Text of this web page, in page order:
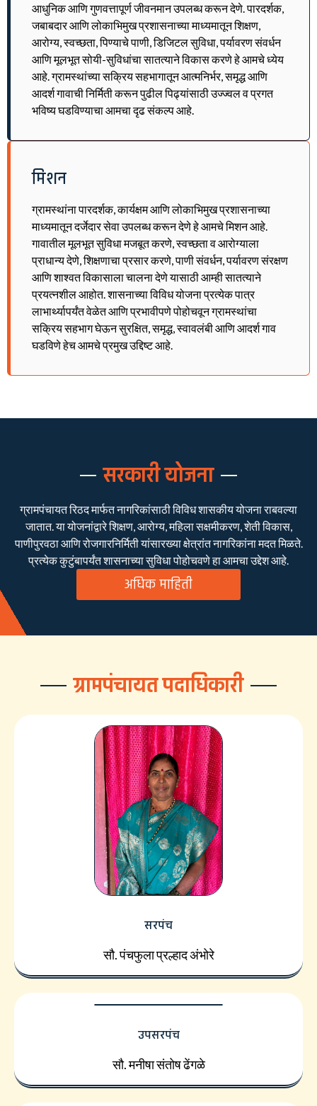
आधुनिक आणि गुणवत्तापूर्ण जीवनमान उपलब्ध करून देणे. पारदर्शक,
जबाबदार आणि लोकाभिमुख प्रशासनाच्या माध्यमातून शिक्षण,
आरोग्य, स्वच्छता, पिण्याचे पाणी, डिजिटल सुविधा, पर्यावरण संवर्धन
आणि मूलभूत सोयी-सुविधांचा सातत्याने विकास करणे हे आमचे ध्येय
आहे. ग्रामस्थांच्या सक्रिय सहभागातून आत्मनिर्भर, समृद्ध आणि
आदर्श गावाची निर्मिती करून पुढील पिढ्यांसाठी उज्ज्वल व प्रगत
भविष्य घडविण्याचा आमचा दृढ संकल्प आहे.
मिशन
ग्रामस्थांना पारदर्शक, कार्यक्षम आणि लोकाभिमुख प्रशासनाच्या
माध्यमातून दर्जेदार सेवा उपलब्ध करून देणे हे आमचे मिशन आहे.
गावातील मूलभूत सुविधा मजबूत करणे, स्वच्छता व आरोग्याला
प्राधान्य देणे, शिक्षणाचा प्रसार करणे, पाणी संवर्धन, पर्यावरण संरक्षण
आणि शाश्वत विकासाला चालना देणे यासाठी आम्ही सातत्याने
प्रयत्नशील आहोत. शासनाच्या विविध योजना प्रत्येक पात्र
लाभार्थ्यापर्यंत वेळेत आणि प्रभावीपणे पोहोचवून ग्रामस्थांचा
सक्रिय सहभाग घेऊन सुरक्षित, समृद्ध, स्वावलंबी आणि आदर्श गाव
घडविणे हेच आमचे प्रमुख उद्दिष्ट आहे.
सरकारी योजना
ग्रामपंचायत रिठद मार्फत नागरिकांसाठी विविध शासकीय योजना राबवल्या
जातात. या योजनांद्वारे शिक्षण, आरोग्य, महिला सक्षमीकरण, शेती विकास,
पाणीपुरवठा आणि रोजगारनिर्मिती यांसारख्या क्षेत्रांत नागरिकांना मदत मिळते.
प्रत्येक कुटुंबापर्यंत शासनाच्या सुविधा पोहोचवणे हा आमचा उद्देश आहे.
अधिक माहिती
ग्रामपंचायत पदाधिकारी
सरपंच
सौ. पंचफुला प्रल्हाद अंभोरे
उपसरपंच
सौ. मनीषा संतोष ढेंगळे